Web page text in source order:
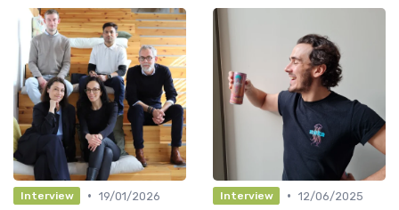
Interview • 19/01/2026
Interview • 12/06/2025